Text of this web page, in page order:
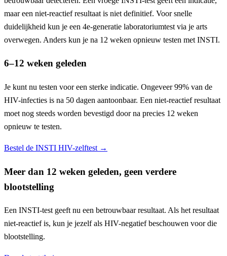
maar een niet-reactief resultaat is niet definitief. Voor snelle
duidelijkheid kun je een 4e-generatie laboratoriumtest via je arts
overwegen. Anders kun je na 12 weken opnieuw testen met INSTI.
6–12 weken geleden
Je kunt nu testen voor een sterke indicatie. Ongeveer 99% van de
HIV-infecties is na 50 dagen aantoonbaar. Een niet-reactief resultaat
moet nog steeds worden bevestigd door na precies 12 weken
opnieuw te testen.
Bestel de INSTI HIV-zelftest →
Meer dan 12 weken geleden, geen verdere
blootstelling
Een INSTI-test geeft nu een betrouwbaar resultaat. Als het resultaat
niet-reactief is, kun je jezelf als HIV-negatief beschouwen voor die
blootstelling.